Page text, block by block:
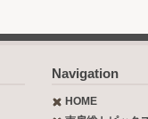
Navigation
HOME